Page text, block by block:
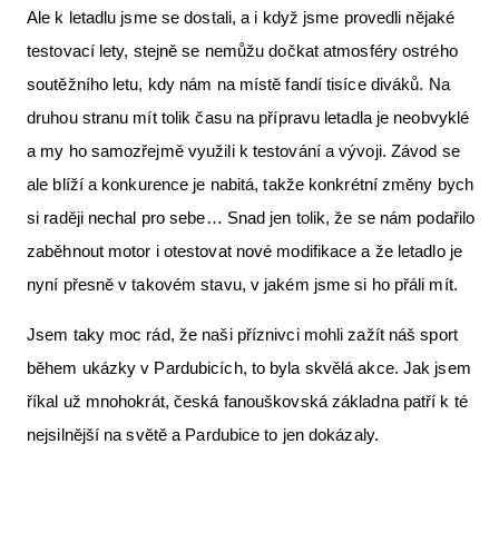
Ale k letadlu jsme se dostali, a i když jsme provedli nějaké
testovací lety, stejně se nemůžu dočkat atmosféry ostrého
soutěžního letu, kdy nám na místě fandí tisíce diváků. Na
druhou stranu mít tolik času na přípravu letadla je neobvyklé
a my ho samozřejmě využili k testování a vývoji. Závod se
ale blíží a konkurence je nabitá, takže konkrétní změny bych
si raději nechal pro sebe… Snad jen tolik, že se nám podařilo
zaběhnout motor i otestovat nové modifikace a že letadlo je
nyní přesně v takovém stavu, v jakém jsme si ho přáli mít.
Jsem taky moc rád, že naši příznivci mohli zažít náš sport
během ukázky v Pardubicích, to byla skvělá akce. Jak jsem
říkal už mnohokrát, česká fanouškovská základna patří k té
nejsilnější na světě a Pardubice to jen dokázaly.